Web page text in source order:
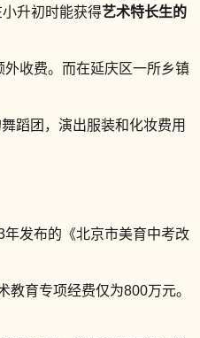
升初时能获得艺术特长生的
收费。而在延庆区一所乡镇
蹈团，演出服装和化妆费用
发布的《北京市美育中考改
育专项经费仅为800万元。